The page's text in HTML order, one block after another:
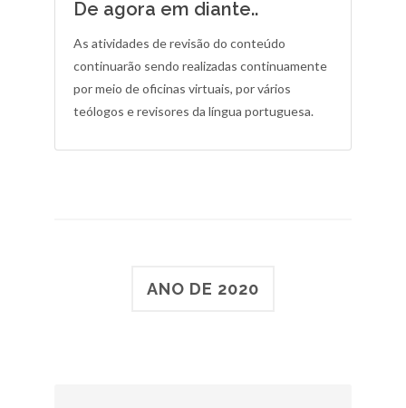
De agora em diante..
As atividades de revisão do conteúdo
continuarão sendo realizadas continuamente
por meio de oficinas virtuais, por vários
teólogos e revisores da língua portuguesa.
ANO DE 2020